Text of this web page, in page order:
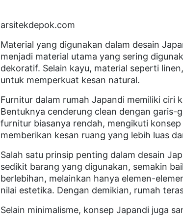
arsitekdepok.com
Material yang digunakan dalam desain
menjadi material utama yang sering
dekoratif. Selain kayu, material seperti
untuk memperkuat kesan natural.
Furnitur dalam rumah Japandi memiliki ciri
Bentuknya cenderung clean dengan garis-
furnitur biasanya rendah, mengikuti
memberikan kesan ruang yang lebih luas
Salah satu prinsip penting dalam desain
sedikit barang yang digunakan, semakin
berlebihan, melainkan hanya elemen-
nilai estetika. Dengan demikian, rumah
Selain minimalisme, konsep Japandi juga